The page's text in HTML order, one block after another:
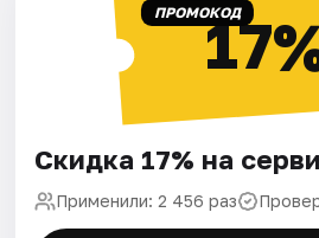
ПРОМОКОД
Скидка 17% на
Применили: 2 456 раз